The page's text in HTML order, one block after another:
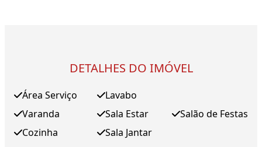
DETALHES DO IMÓVEL
Área Serviço
Varanda
Cozinha
Lavabo
Sala Estar
Sala Jantar
Salão de Festas